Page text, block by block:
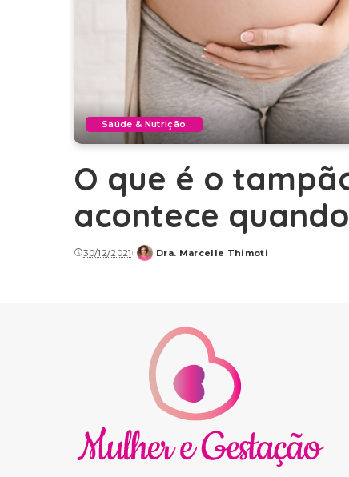
Saúde & Nutrição
O que é o
acontece
30/12/2021
Posted
Dra. Marcelle Thimoti